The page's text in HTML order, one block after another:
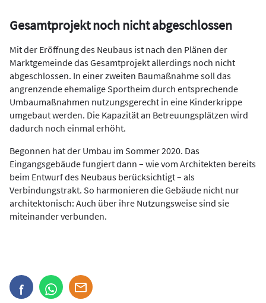
Gesamtprojekt noch nicht abgeschlossen
Mit der Eröffnung des Neubaus ist nach den Plänen der
Marktgemeinde das Gesamtprojekt allerdings noch nicht
abgeschlossen. In einer zweiten Baumaßnahme soll das
angrenzende ehemalige Sportheim durch entsprechende
Umbaumaßnahmen nutzungsgerecht in eine Kinderkrippe
umgebaut werden. Die Kapazität an Betreuungsplätzen wird
dadurch noch einmal erhöht.
Begonnen hat der Umbau im Sommer 2020. Das
Eingangsgebäude fungiert dann – wie vom Architekten bereits
beim Entwurf des Neubaus berücksichtigt – als
Verbindungstrakt. So harmonieren die Gebäude nicht nur
architektonisch: Auch über ihre Nutzungsweise sind sie
miteinander verbunden.